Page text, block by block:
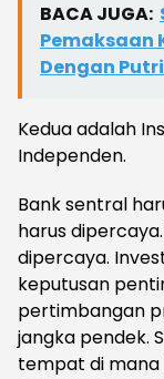
BACA JUGA:
Pemaksaan
Dengan
Kedua adalah
Independen.
Bank sentral
harus
dipercaya.
keputusan
pertimbangan
jangka pendek.
tempat di mana